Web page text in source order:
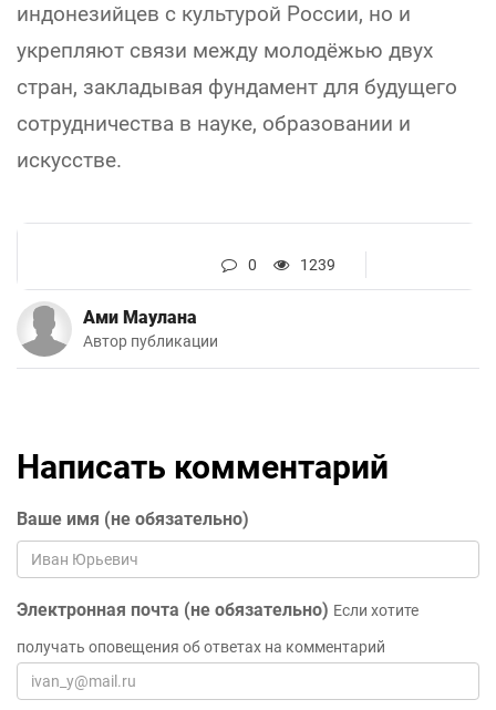
индонезийцев с культурой России, но и
укрепляют связи между молодёжью двух
стран, закладывая фундамент для будущего
сотрудничества в науке, образовании и
искусстве.
0 1239
Ами Маулана
Автор публикации
Написать комментарий
Ваше имя (не обязательно)
Электронная почта (не обязательно) Если хотите
получать оповещения об ответах на комментарий